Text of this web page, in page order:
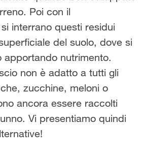
Poi con il
interrano questi residui
del suolo, dove si
apportando nutrimento.
non è adatto a tutti gli
zucchine, meloni o
ancora essere raccolti
Vi presentiamo quindi